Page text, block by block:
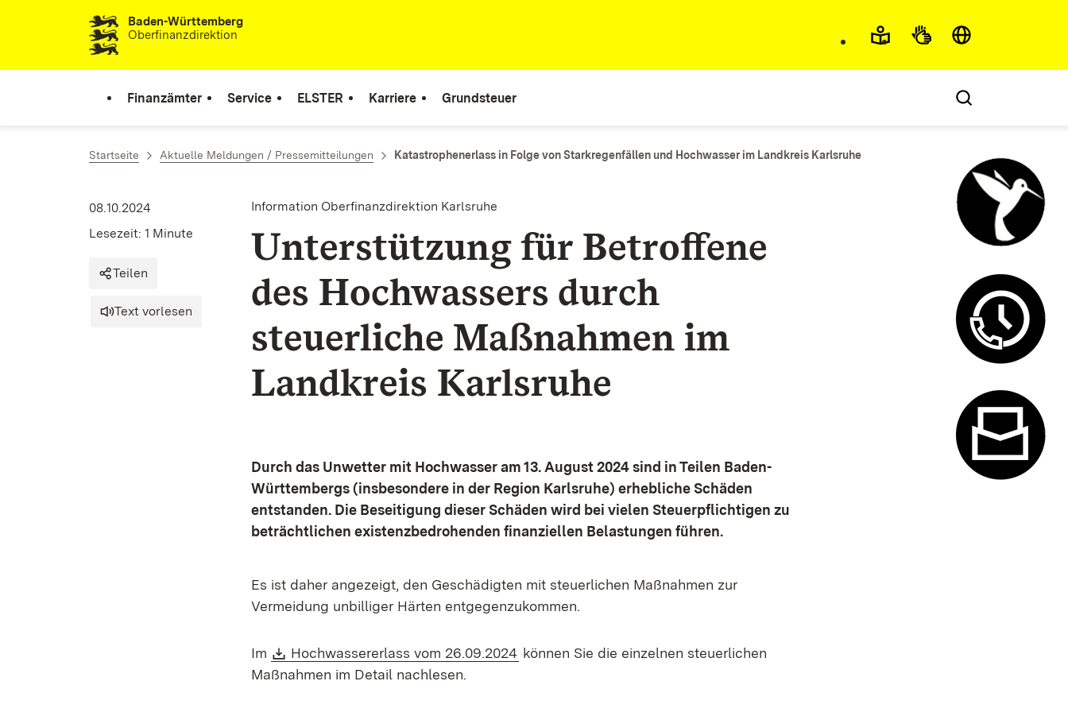
Zum Inhalt springenBaden-Württemberg
Oberfinanzdirektion
Barrierefreiheit und
Finanzämter Service ELSTER Karriere Grundsteuer
Startseite Aktuelle Meldungen / Pressemitteilungen Katastrophenerlass in Folge von Starkregenfällen und Hochwasser im Landkreis Karlsruhe
Information Oberfinanzdirektion Karlsruhe
Unterstützung für Betroffene
des Hochwassers durch
steuerliche Maßnahmen im
Landkreis Karlsruhe
08.10.2024
Lesezeit: 1 Minute
Teilen
Text vorlesen
Durch das Unwetter mit Hochwasser am 13. August 2024 sind in Teilen Baden-
Württembergs (insbesondere in der Region Karlsruhe) erhebliche Schäden
entstanden. Die Beseitigung dieser Schäden wird bei vielen Steuerpflichtigen zu
beträchtlichen existenzbedrohenden finanziellen Belastungen führen.
Es ist daher angezeigt, den Geschädigten mit steuerlichen Maßnahmen zur
Vermeidung unbilliger Härten entgegenzukommen.
Im Download:
Hochwassererlass vom 26.09.2024 (Öffnet in neuem Fenster)
können Sie die einzelnen steuerlichen
Maßnahmen im Detail nachlesen.